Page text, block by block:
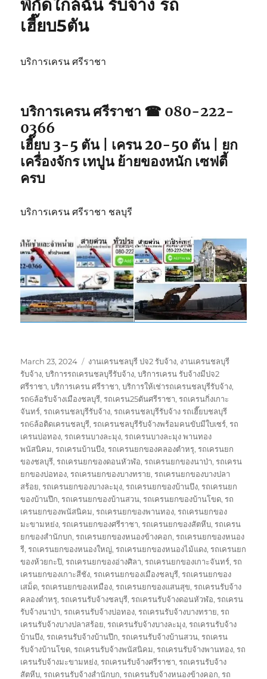
วิน
ศรีราชา
เหมา
รถ
คุณ
พิกัดใกล้ฉัน รับจ้าง รถ
เฮี๊ยบ5ตัน
บริการเครน ศรีราชา
บริการเครน ศรีราชา ☎ 080-222-
0366
เฮี๊ยบ 3-5 ตัน | เครน 20-50 ตัน | ยก
เครื่องจักร เทปูน ย้ายของหนัก เซฟตี้
ครบ
บริการเครน ศรีราชา ชลบุรี
Posted
on
March 23, 2024 Tags
งานเครนชลบุรี ปจ2 รับจ้าง, งานเครนชลบุรี
รับจ้าง,บริการรถเครนชลบุรีรับจ้าง,บริการเครน รับจ้างมีปจ2
ศรีราชา,บริการเครน ศรีราชา,บริการให้เช่ารถเครนชลบุรีรับจ้าง,
รถ6ล้อรับจ้างเมืองชลบุรี,รถเครน25ตันศรีราชา,รถเครนกิ่งเกาะ
จันทร์,รถเครนชลบุรีรับจ้าง,รถเครนชลบุรีรับจ้าง รถเฮี๊ยบชลบุรี
รถ6ล้อติดเครนชลบุรี,รถเครนชลบุรีรับจ้างพร้อมคนขับมีใบเซร์,รถ
เครนบ่อทอง,รถเครนบางละมุง,รถเครนบางละมุง พานทอง
พนัสนิคม,รถเครนบ้านบึง,รถเครนยกของคลองตำหรุ,รถเครนยก
ของชลบุรี,รถเครนยกของดอนหัวฬ่อ,รถเครนยกของนาป่า,รถเครน
ยกของบ่อทอง,รถเครนยกของบางทราย,รถเครนยกของบางปลา
สร้อย,รถเครนยกของบางละมุง,รถเครนยกของบ้านบึง,รถเครนยก
ของบ้านปึก,รถเครนยกของบ้านสวน,รถเครนยกของบ้านโขด,รถ
เครนยกของพนัสนิคม,รถเครนยกของพานทอง,รถเครนยกของ
มะขามหย่ง,รถเครนยกของศรีราชา,รถเครนยกของสัตหีบ,รถเครน
ยกของสำนักบก,รถเครนยกของหนองข้างคอก,รถเครนยกของหนอง
รี,รถเครนยกของหนองใหญ่,รถเครนยกของหนองไม้แดง,รถเครนยก
ของห้วยกะปิ,รถเครนยกของอ่างศิลา,รถเครนยกของเกาะจันทร์,รถ
เครนยกของเกาะสีชัง,รถเครนยกของเมืองชลบุรี,รถเครนยกของ
เสม็ด,รถเครนยกของเหมือง,รถเครนยกของแสนสุข,รถเครนรับจ้าง
คลองตำหรุ,รถเครนรับจ้างชลบุรี,รถเครนรับจ้างดอนหัวฬ่อ,รถเครน
รับจ้างนาป่า,รถเครนรับจ้างบ่อทอง,รถเครนรับจ้างบางทราย,รถ
เครนรับจ้างบางปลาสร้อย,รถเครนรับจ้างบางละมุง,รถเครนรับจ้าง
บ้านบึง,รถเครนรับจ้างบ้านปึก,รถเครนรับจ้างบ้านสวน,รถเครน
รับจ้างบ้านโขด,รถเครนรับจ้างพนัสนิคม,รถเครนรับจ้างพานทอง,รถ
เครนรับจ้างมะขามหย่ง,รถเครนรับจ้างศรีราชา,รถเครนรับจ้าง
สัตหีบ,รถเครนรับจ้างสำนักบก,รถเครนรับจ้างหนองข้างคอก,รถ